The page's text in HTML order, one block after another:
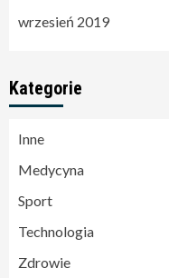
wrzesień 2019
Kategorie
Inne
Medycyna
Sport
Technologia
Zdrowie